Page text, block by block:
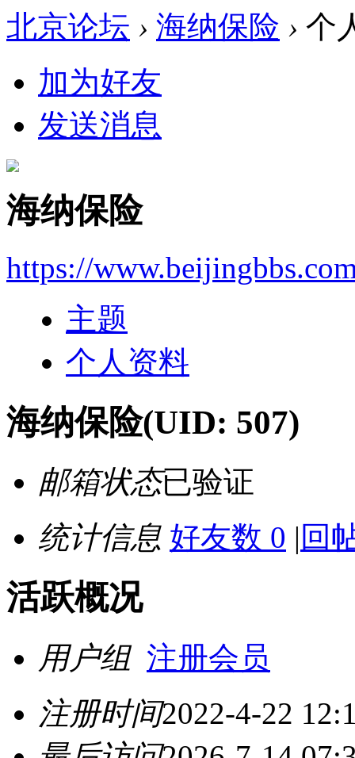
北京论坛 › 海纳保险 › 个
加为好友
发送消息
海纳保险
https://
主题
个人资料
海纳保险(UID: 507)
邮箱状态已验证
统计信息 好友数 0 | 回
活跃概况
用户组 注册会员
注册时间2022-4-22